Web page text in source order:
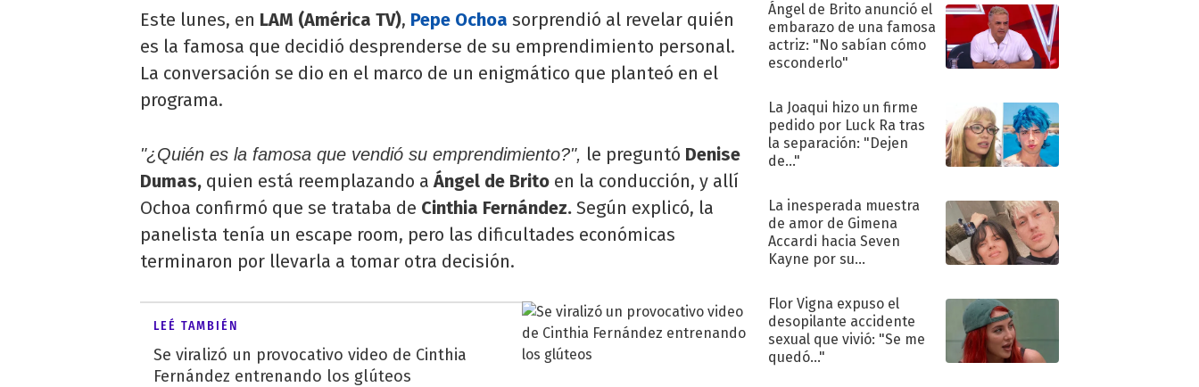
Este lunes, en LAM (América TV), Pepe Ochoa sorprendió al revelar quién
es la famosa que decidió desprenderse de su emprendimiento personal.
La conversación se dio en el marco de un enigmático que planteó en el
programa.
"¿Quién es la famosa que vendió su emprendimiento?", le preguntó Denise
Dumas, quien está reemplazando aÁngel de Brito en la conducción, y allí
Ochoa confirmó que se trataba de Cinthia Fernández. Según explicó, la
panelista tenía un escape room, pero las dificultades económicas
terminaron por llevarla a tomar otra decisión.
LEÉ TAMBIÉN
Se viralizó un provocativo video de Cinthia
Fernández entrenando los glúteos
Ángel de Brito anunció el
embarazo de una famosa
actriz: "No sabían cómo
esconderlo"
La Joaqui hizo un firme
pedido por Luck Ra tras
la separación: "Dejen
de..."
La inesperada muestra
de amor de Gimena
Accardi hacia Seven
Kayne por su
Flor Vigna expuso el
desopilante accidente
sexual que vivió: "Se me
quedó..."